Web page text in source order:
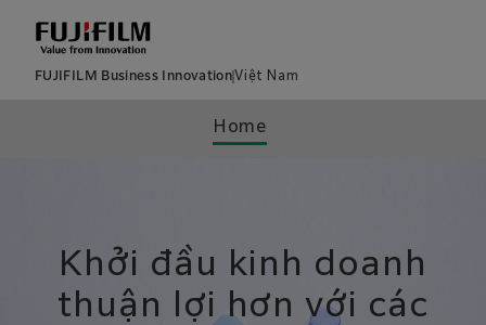
FUJIFILM Business Innovation Việt Nam
Home
Khởi đầu kinh doanh
thuận lợi hơn với các